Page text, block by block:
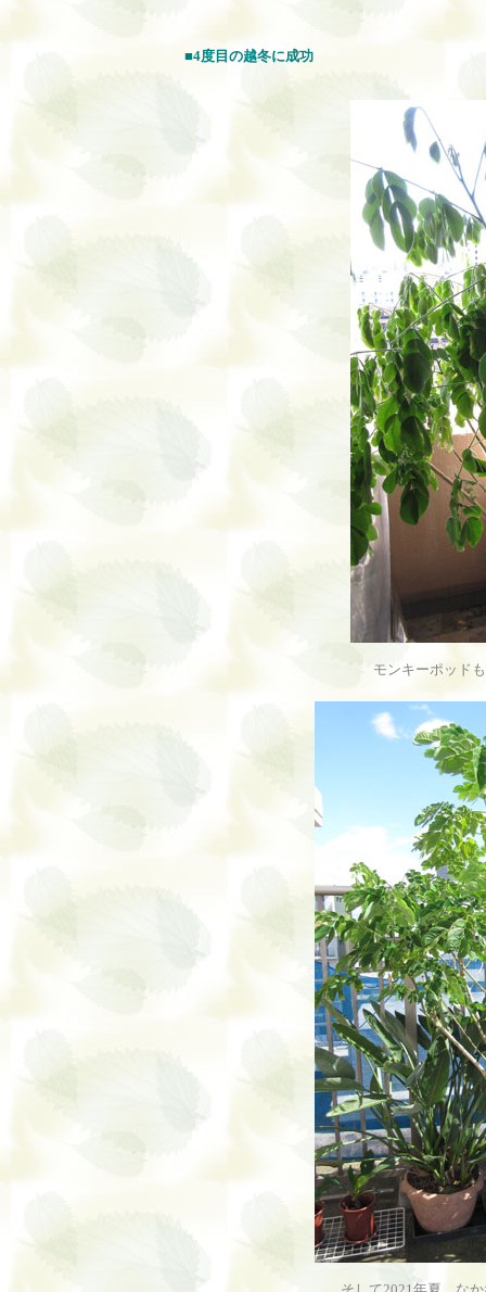
■4度目の越冬に成功
モンキーポッド